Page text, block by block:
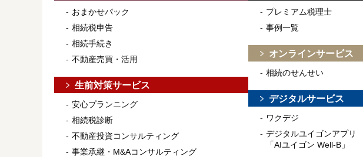
おまかせパック
相続税申告
相続手続き
不動産売買・活用
生前対策サービス
安心プランニング
相続税診断
不動産投資コンサルティング
事業承継・M&Aコンサルティング
プレミアム税理士
事例一覧
オンラインサービス
相続のせんせい
デジタルサービス
ワクデジ
デジタルユイゴンアプリ
「AIユイゴン Well-B」